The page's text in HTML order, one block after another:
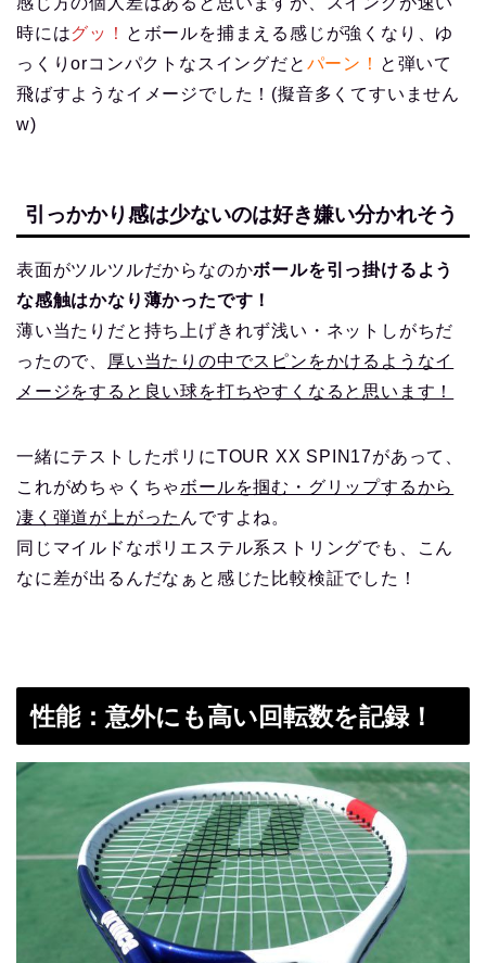
時にはグッ！ とボールを捕まえる感じが強くなり、ゆ
っくりorコンパクトなスイングだと パーン！ と弾いて
飛ばすようなイメージでした！(擬音多くてすいません
w)
引っかかり感は少ないのは好き嫌い分かれそう
表面がツルツルだからなのかボールを引っ掛けるよう
な感触はかなり薄かったです！
薄い当たりだと持ち上げきれず浅い・ネットしがちだ
ったので、
厚い当たりの中でスピンをかけるようなイ
メージをすると良い球を打ちやすくなると思います！
一緒にテストしたポリにTOUR XX SPIN17があって、
これがめちゃくちゃ ボールを掴む・グリップするから
凄く弾道が上がった んですよね。
同じマイルドなポリエステル系ストリングでも、こん
なに差が出るんだなぁと感じた比較検証でした！
性能：意外にも高い回転数を記録！